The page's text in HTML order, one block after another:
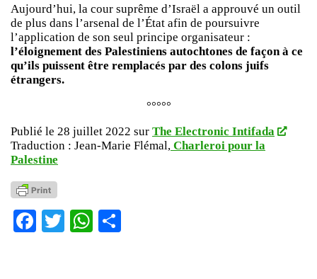
Aujourd’hui, la cour suprême d’Israël a approuvé un outil
de plus dans l’arsenal de l’État afin de poursuivre
l’application de son seul principe organisateur :
l’éloignement des Palestiniens autochtones de façon à ce
qu’ils puissent être remplacés par des colons juifs
étrangers.
°°°°°
Publié le 28 juillet 2022 sur The Electronic Intifada
Traduction : Jean-Marie Flémal, Charleroi pour la
Palestine
Facebook
TwitterWhatsApp